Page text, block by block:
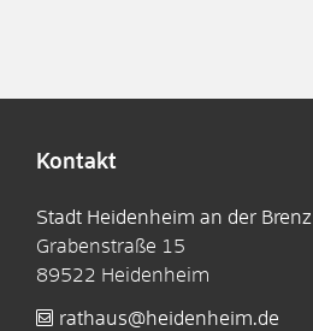
Kontakt
Stadt Heidenheim an der Brenz
Grabenstraße 15
89522 Heidenheim
rathaus@heidenheim.de